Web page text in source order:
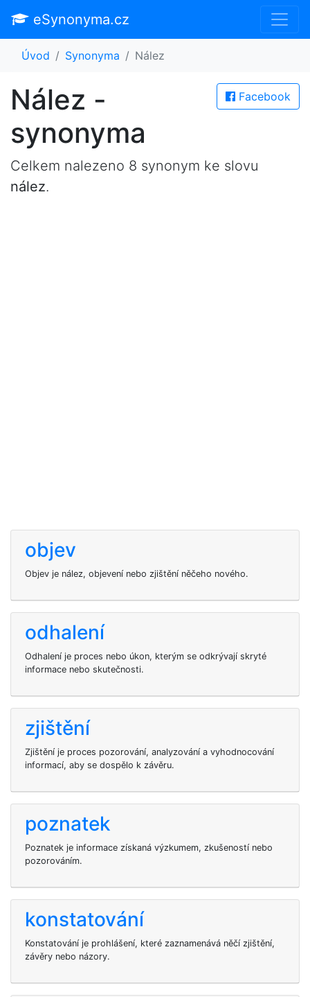
eSynonyma.cz
Úvod Synonyma Nález
Facebook
Nález -
synonyma
Celkem nalezeno 8 synonym ke slovu
nález.
objev
Objev je nález, objevení nebo zjištění něčeho nového.
odhalení
Odhalení je proces nebo úkon, kterým se odkrývají skryté
informace nebo skutečnosti.
zjištění
Zjištění je proces pozorování, analyzování a vyhodnocování
informací, aby se dospělo k závěru.
poznatek
Poznatek je informace získaná výzkumem, zkušeností nebo
pozorováním.
konstatování
Konstatování je prohlášení, které zaznamenává něčí zjištění,
závěry nebo názory.